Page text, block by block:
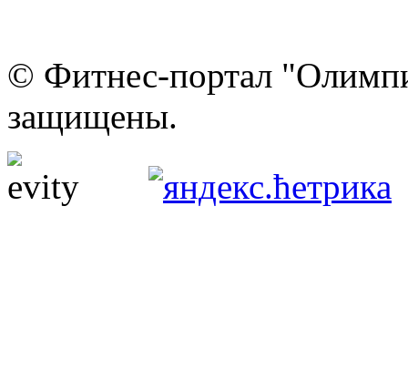
© Фитнес-портал
защищены.